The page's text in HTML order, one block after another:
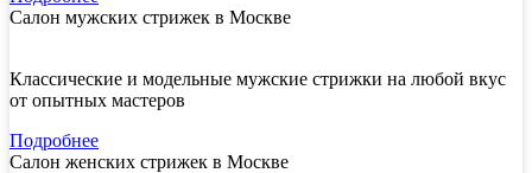
Салон мужских стрижек в Москве
Классические и модельные мужские стрижки на любой вкус
от опытных мастеров
Подробнее
Салон женских стрижек в Москве